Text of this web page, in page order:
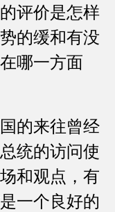
评价是怎样
的缓和有没
哪一方面
的来往曾经
统的访问使
和观点，有
一个良好的